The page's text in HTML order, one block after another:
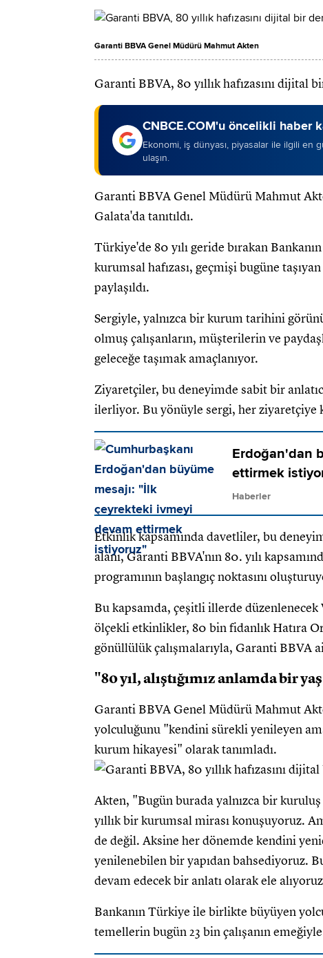
Garanti BBVA Genel Müdürü Mahmut Akten
Garanti BBVA, 80 yıllık hafızasını dijital
CNBCE.COM'u öncelikli haber
Ekonomi, iş dünyası, piyasalar ile ilgili en
ulaşın.
Garanti BBVA Genel Müdürü Mahmut
Galata'da tanıtıldı.
Türkiye'de 80 yılı geride bırakan
kurumsal hafızası, geçmişi bugüne
paylaşıldı.
Sergiyle, yalnızca bir kurum tarihini
olmuş çalışanların, müşterilerin ve
geleceğe taşımak amaçlanıyor.
Ziyaretçiler, bu deneyimde sabit bir
ilerliyor. Bu yönüyle sergi, her ziyaretçiye
Erdoğan'dan
ettirmek
Haberler
Etkinlik kapsamında davetliler, bu
alanı, Garanti BBVA'nın 80. yılı
programının başlangıç noktasını
Bu kapsamda, çeşitli illerde düzenlenecek
ölçekli etkinlikler, 80 bin fidanlık Hatıra
gönüllülük çalışmalarıyla, Garanti BBVA
"80 yıl, alıştığımız anlamda bir
Garanti BBVA Genel Müdürü Mahmut
yolculuğunu "kendini sürekli yenileyen
kurum hikayesi" olarak tanımladı.
Akten, "Bugün burada yalnızca bir
yıllık bir kurumsal mirası konuşuyoruz.
de değil. Aksine her dönemde kendini
yenilenebilen bir yapıdan bahsediyoruz.
devam edecek bir anlatı olarak ele
Bankanın Türkiye ile birlikte büyüyen
temellerin bugün 23 bin çalışanın